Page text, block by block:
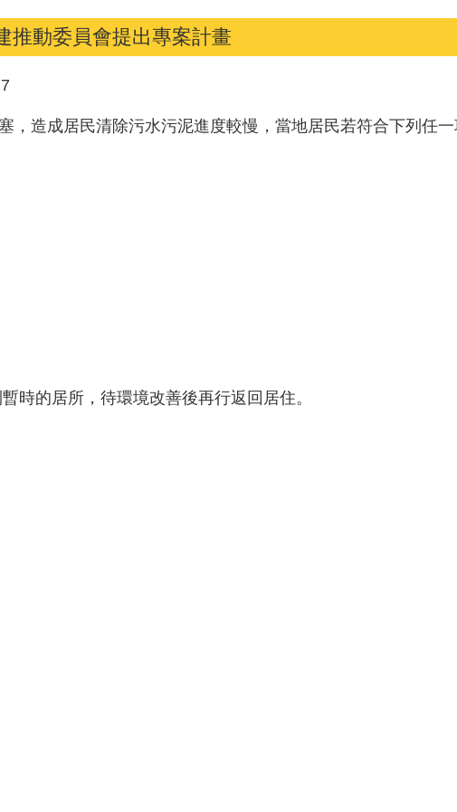
推動委員會提出專案計畫
造成居民清除污水污泥進度較慢，當地居民若符合下列任
時的居所，待環境改善後再行返回居住。